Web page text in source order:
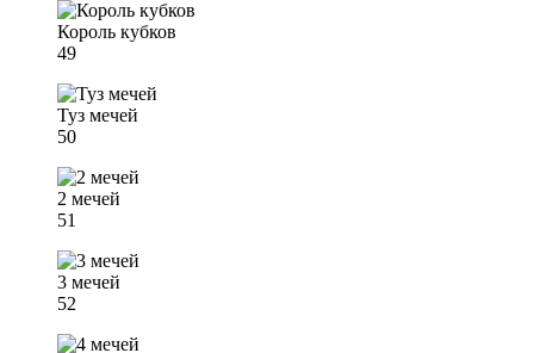
Король кубков
49
Туз мечей
50
2 мечей
51
3 мечей
52